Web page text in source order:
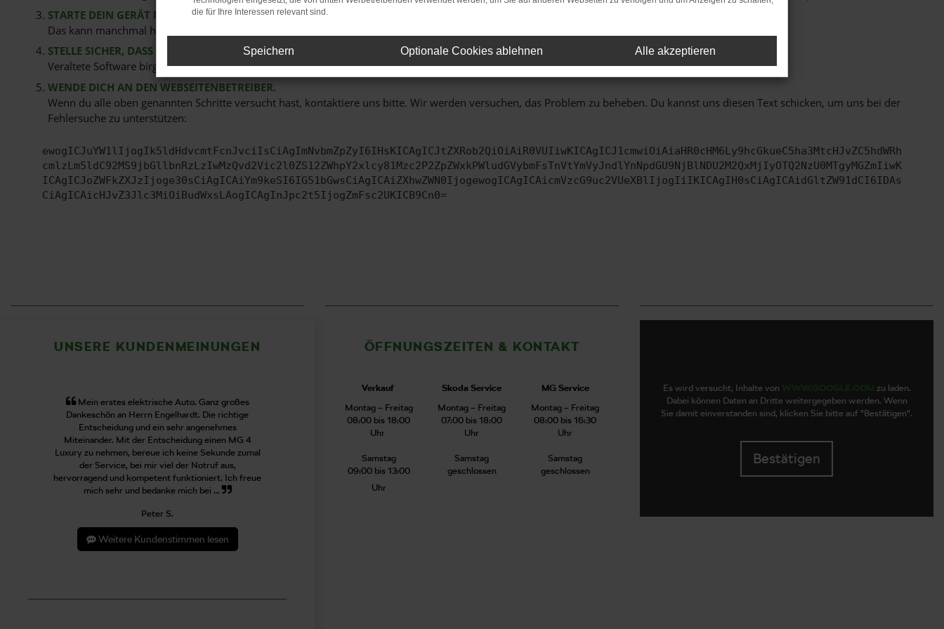
STARTE DEIN GERÄT NEU.
Das kann manchmal helfen, vorübergehende Probleme zu beheben.
STELLE SICHER, DASS DEIN BROWSER UND DEIN BETRIEBSSYSTEM AUF DEM NEUESTEN STAND SIND.
Veraltete Software birgt nicht nur ein Sicherheitsrisiko, sondern kann auch dazu führen, dass bestimmte Funktionen nicht mehr unterstützt werden.
WENDE DICH AN DEN WEBSEITENBETREIBER.
Wenn du alle oben genannten Schritte versucht hast, kontaktiere uns bitte. Wir werden versuchen, das Problem zu beheben. Du kannst uns diesen Text schicken, um uns bei der
Fehlersuche zu unterstützen:
ewogICJuYW1lIjogIk5ldHdvcmtFcnJvciIsCiAgImNvbmZpZyI6IHsKICAgICJtZXRob2QiOiAiR0VUIiwKICAgICJ1cmwiOiAiaHR0cHM6Ly9hcGkueC5ha3MtcHJvZC5hdWRh
cmlzLm5ldC92MS9jbGllbnRzLzIwMzQvd2Vic2l0ZS12ZWhpY2xlcy81Mzc2P2ZpZWxkPWludGVybmFsTnVtYmVyJndlYnNpdGU9NjBlNDU2M2QxMjIyOTQ2NzU0MTgyMGZmIiwK
ICAgICJoZWFkZXJzIjoge30sCiAgICAiYm9keSI6IG51bGwsCiAgICAiZXhwZWN0IjogewogICAgICAicmVzcG9uc2VUeXBlIjogIiIKICAgIH0sCiAgICAidGltZW91dCI6IDAs
CiAgICAicHJvZ3Jlc3MiOiBudWxsLAogICAgInJpc2t5IjogZmFsc2UKICB9Cn0=
UNSERE KUNDENMEINUNGEN
Mein erstes elektrische Auto. Ganz großes
Dankeschön an Herrn Engelhardt. Die richtige
Entscheidung und ein sehr angenehmes
Miteinander. Mit der Entscheidung einen MG 4
Luxury zu nehmen, bereue ich keine Sekunde zumal
der Service, bei mir viel der Notruf aus,
hervorragend und kompetent funktioniert. Ich freue
mich sehr und bedanke mich bei ...
Peter S.
Weitere Kundenstimmen lesen
ÖFFNUNGSZEITEN & KONTAKT
Verkauf
Montag – Freitag
08:00 bis 18:00
Uhr
Samstag
09:00 bis 13:00
Uhr
Skoda Service
Montag – Freitag
07:00 bis 18:00
Uhr
Samstag
geschlossen
MG Service
Montag – Freitag
08:00 bis 16:30
Uhr
Samstag
geschlossen
Es wird versucht, Inhalte von
zu laden.
Dabei können Daten an Dritte weitergegeben werden. Wenn
Sie damit einverstanden sind, klicken Sie bitte auf "Bestätigen".
Bestätigen
die für Ihre Interessen relevant sind.
Speichern Optionale Cookies ablehnen Alle akzeptieren